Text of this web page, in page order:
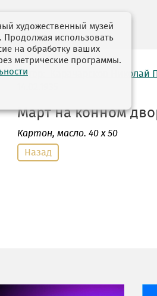
автор: Карачарсков Николай
Март на конном
Картон, масло. 40 х 50
Назад
художественный музей
Продолжая использовать
на обработку ваших
метрические программы.